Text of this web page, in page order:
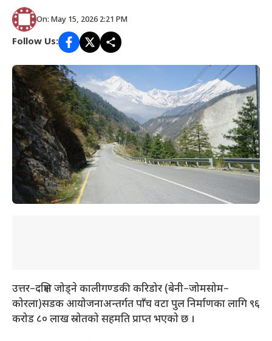
On: May 15, 2026 2:21 PM
Follow Us:
उत्तर–दक्षिण जोड्ने कालीगण्डकी करिडोर (बेनी–जोमसोम–
कोरला)सडक आयोजनाअन्तर्गत पाँच वटा पुल निर्माणका लागि ९६
करोड ८० लाख स्रोतको सहमति प्राप्त भएको छ ।